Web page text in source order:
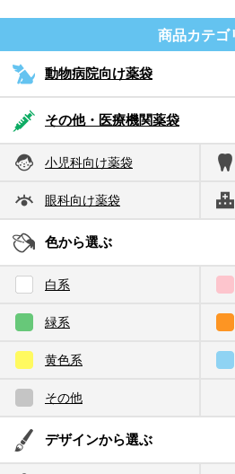
商品カテゴ
動物病院向け薬袋
その他・医療機関薬袋
小児科向け薬袋
眼科向け薬袋
色から選ぶ
白系
緑系
黄色系
その他
デザインから選ぶ